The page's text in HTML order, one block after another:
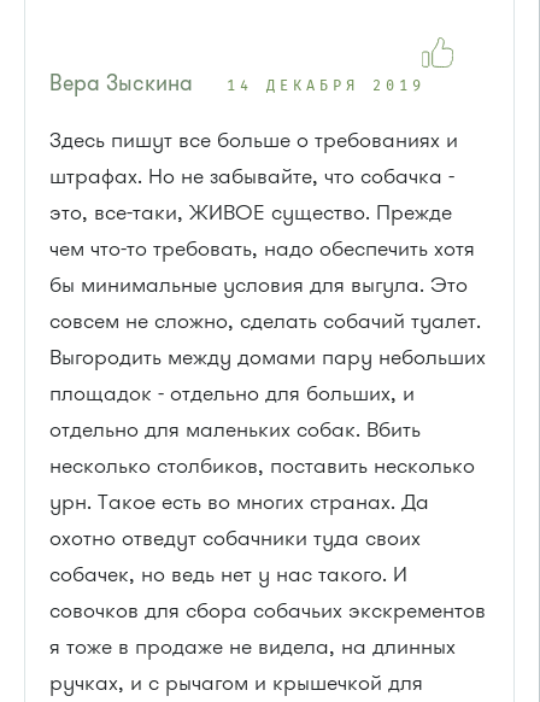
Вера Зыскина 14 ДЕКАБРЯ 2019
Здесь пишут все больше о требованиях и
штрафах. Но не забывайте, что собачка -
это, все-таки, ЖИВОЕ существо. Прежде
чем что-то требовать, надо обеспечить хотя
бы минимальные условия для выгула. Это
совсем не сложно, сделать собачий туалет.
Выгородить между домами пару небольших
площадок - отдельно для больших, и
отдельно для маленьких собак. Вбить
несколько столбиков, поставить несколько
урн. Такое есть во многих странах. Да
охотно отведут собачники туда своих
собачек, но ведь нет у нас такого. И
совочков для сбора собачьих экскрементов
я тоже в продаже не видела, на длинных
ручках, и с рычагом и крышечкой для